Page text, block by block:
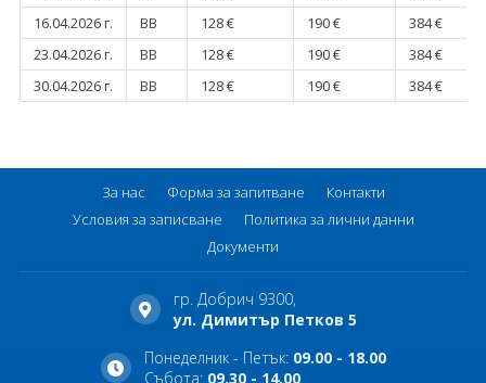
16.04.2026 г.
BB 128 € 190 €
384 €
23.04.2026 г.
BB 128 € 190 €
384 €
30.04.2026 г.
BB 128 € 190 € 384 €
За нас Форма за запитване
Контакти
Условия за записване
Политика за лични данни
Документи
гр. Добрич 9300,
ул. Димитър Петков 5
Понеделник - Петък: 09.00 - 18.00
Събота: 09.30 - 14.00